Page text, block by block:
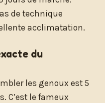
de technique
acclimatation.
du
les genoux est 5
C’est le fameux